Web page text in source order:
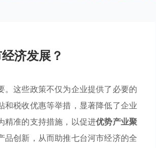
济发展？
这些政策不仅为企业提供了必要的
税收优惠等举措，显著降低了企业
精准的支持措施，以促进优势产业聚
创新，从而助推七台河市经济的全